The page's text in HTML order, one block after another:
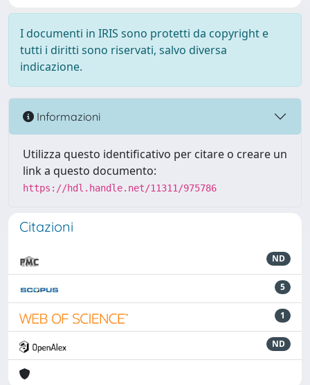
I documenti in IRIS sono protetti da copyright e
tutti i diritti sono riservati, salvo diversa
indicazione.
Informazioni
Utilizza questo identificativo per citare o creare un
link a questo documento:
https://hdl.handle.net/11311/975786
Citazioni
ND
5
1
ND